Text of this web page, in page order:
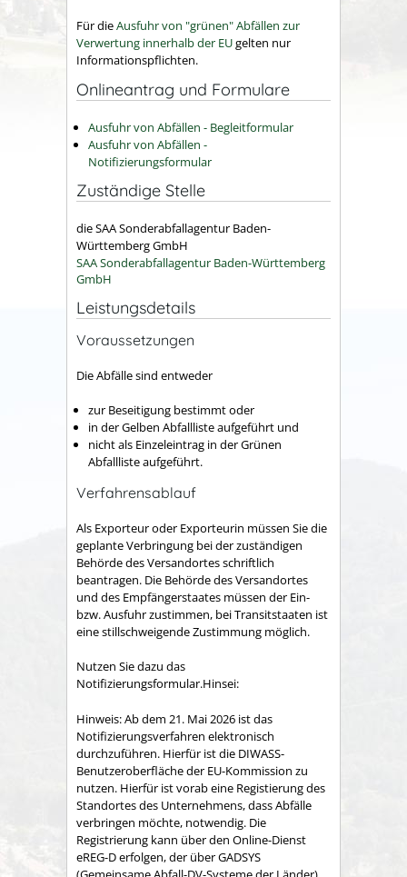
Für dieAusfuhr von "grünen" Abfällen zur
Verwertung innerhalb der EUgelten nur
Informationspflichten.
Onlineantrag und Formulare
Ausfuhr von Abfällen - Begleitformular
Ausfuhr von Abfällen -
Notifizierungsformular
Zuständige Stelle
die SAA Sonderabfallagentur Baden-
Württemberg GmbH
SAA Sonderabfallagentur Baden-Württemberg
GmbH
Leistungsdetails
Voraussetzungen
Die Abfälle sind entweder
zur Beseitigung bestimmt oder
in der Gelben Abfallliste aufgeführt und
nicht als Einzeleintrag in der Grünen
Abfallliste aufgeführt.
Verfahrensablauf
Als Exporteur oder Exporteurin müssen Sie die
geplante Verbringung bei der zuständigen
Behörde des Versandortesschriftlich
beantragen. Die Behörde des Versandortes
und des Empfängerstaates müssen der Ein-
bzw. Ausfuhr zustimmen, bei Transitstaaten ist
eine stillschweigende Zustimmung möglich.
Nutzen Sie dazu das
Notifizierungsformular.Hinsei:
Hinweis: Ab dem 21. Mai 2026 ist das
Notifizierungsverfahren elektronisch
durchzuführen. Hierfür ist die DIWASS-
Benutzeroberfläche der EU-Kommission zu
nutzen. Hierfür ist vorab eine Registierung des
Standortes des Unternehmens, dass Abfälle
verbringen möchte, notwendig. Die
Registrierung kann über den Online-Dienst
eREG-D erfolgen, der über GADSYS